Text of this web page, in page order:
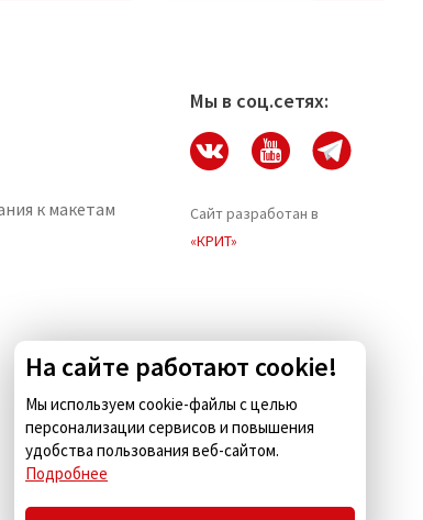
к макетам
Мы в соц.сетях:
Сайт разработан в
«КРИТ»
Комус.Есть — кейтеринг для
На сайте работают cookie!
Мы используем cookie-файлы с целью
персонализации сервисов и повышения
удобства пользования веб-сайтом.
Подробнее